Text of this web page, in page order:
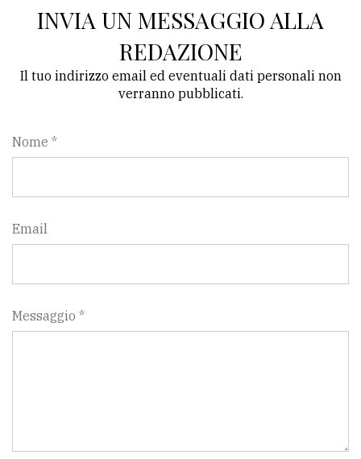
INVIA UN MESSAGGIO ALLA
REDAZIONE
Il tuo indirizzo email ed eventuali dati personali non
verranno pubblicati.
Nome *
Email
Messaggio *